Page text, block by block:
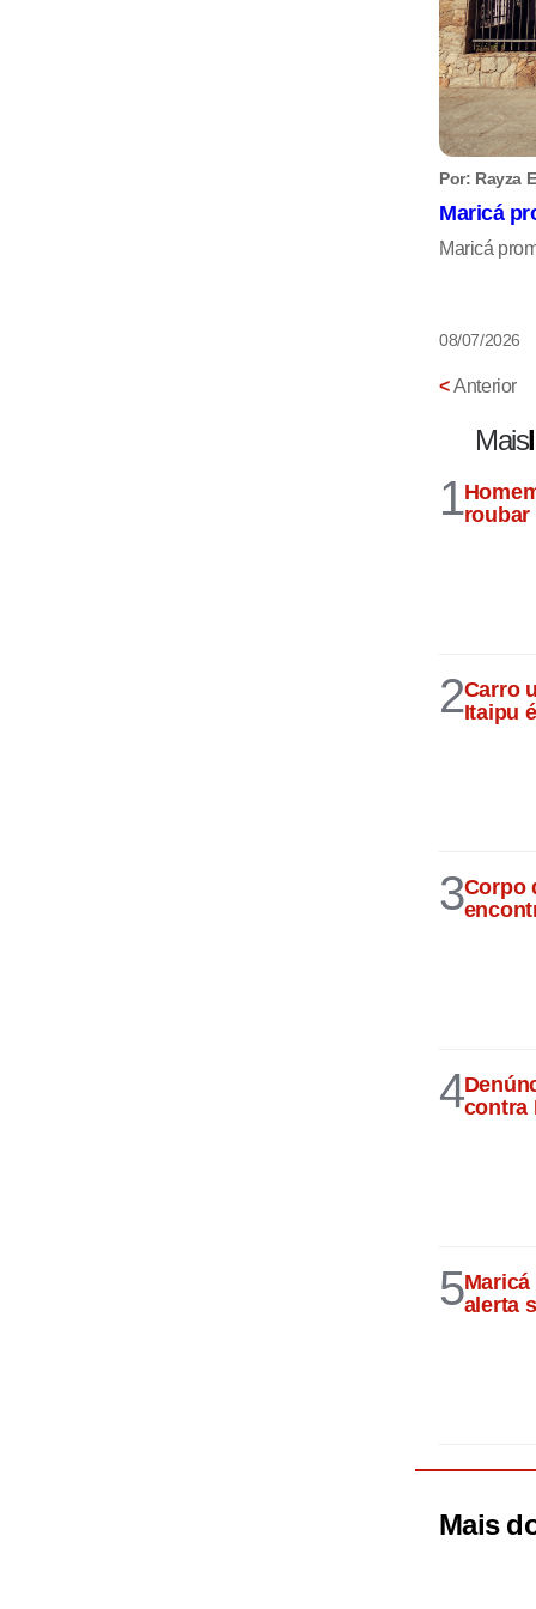
Por: Rayza
Maricá
Maricá
08/07/2026
<Anterior
Mais
1roubar
2Carro
Itaipu
3Corpo
4contra
5alerta
Mais